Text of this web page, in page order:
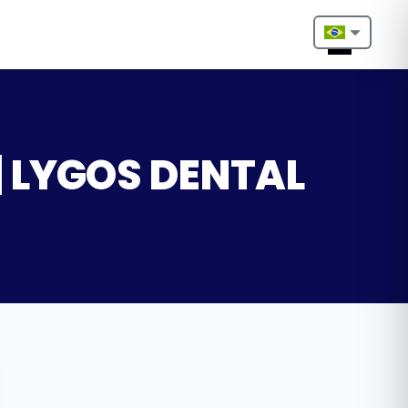
Nederlands
DENTAL